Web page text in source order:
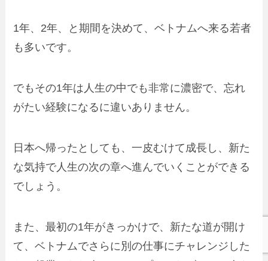
1年、2年、と期間を決めて、ベトナムへ来る若者
も多いです。
でもその1年は人生の中でも非常に濃密で、忘れ
がたい経験になるに違いありません。
日本へ帰ったとしても、一皮むけて成長し、新た
な気持で人生の次の章へ進んでいくことができる
でしょう。
また、最初の1年がきっかけで、新たな道が開け
て、ベトナムでさらに別の仕事にチャレンジした